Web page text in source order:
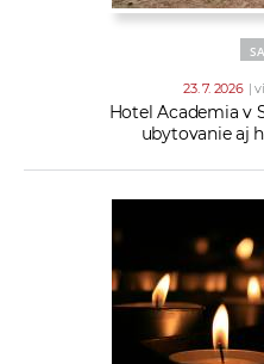
23. 7. 2026 |
Hotel Academia v
ubytovanie aj